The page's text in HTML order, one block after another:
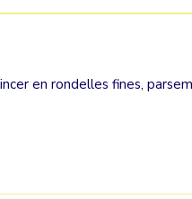
en rondelles fines,